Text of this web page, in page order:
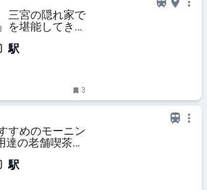
三宮の隠れ家で
を堪能してき
ル
駅
3
すめのモーニン
達の老舗喫茶店
駅